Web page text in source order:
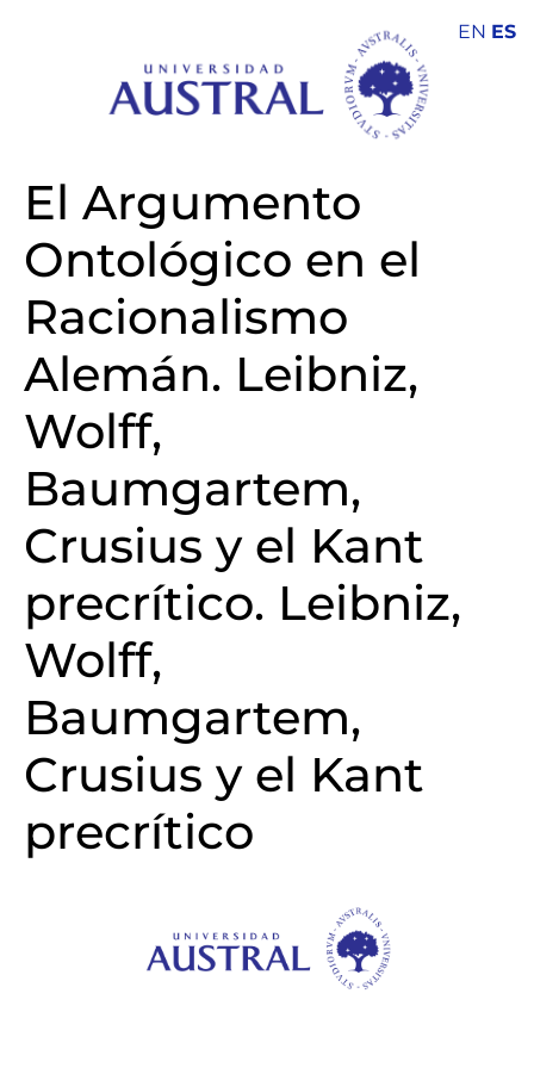
El Argumento
Ontológico en el
Racionalismo
Alemán. Leibniz,
Wolff,
Baumgartem,
Crusius y el Kant
precrítico. Leibniz,
Wolff,
Baumgartem,
Crusius y el Kant
precrítico
EN ES